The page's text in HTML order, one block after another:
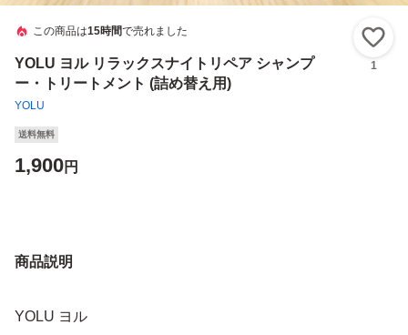
この商品は15時間で売れました
YOLU ヨル リラックスナイトリペア シャンプ
ー・トリートメント (詰め替え用)
YOLU
1
送料無料
1,900円
商品説明
YOLU ヨル